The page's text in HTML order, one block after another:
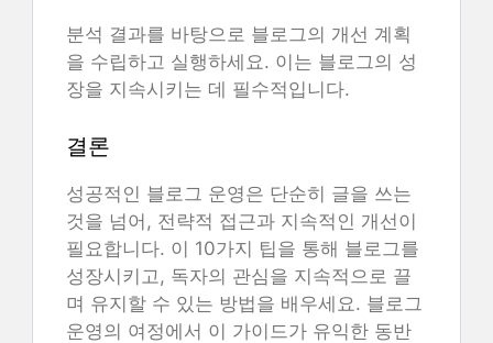
분석 결과를 바탕으로 블로그의 개선 계획
을 수립하고 실행하세요. 이는 블로그의 성
장을 지속시키는 데 필수적입니다.
결론
성공적인 블로그 운영은 단순히 글을 쓰는
것을 넘어, 전략적 접근과 지속적인 개선이
필요합니다. 이 10가지 팁을 통해 블로그를
성장시키고, 독자의 관심을 지속적으로 끌
며 유지할 수 있는 방법을 배우세요. 블로그
운영의 여정에서 이 가이드가 유익한 동반